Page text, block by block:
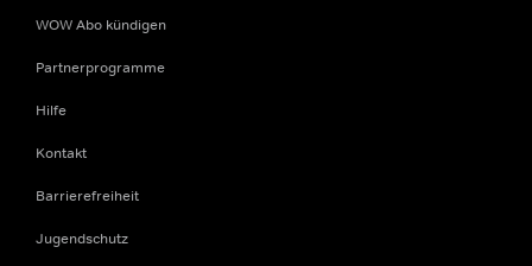
WOW Abo kündigen
Partnerprogramme
Hilfe
Kontakt
Barrierefreiheit
Jugendschutz